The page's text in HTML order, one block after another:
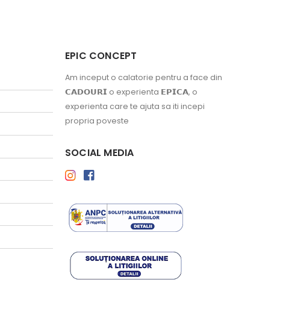
EPIC CONCEPT
Am inceput o calatorie pentru a face din
𝗖𝗔𝗗𝗢𝗨𝗥𝗜 o experienta 𝗘𝗣𝗜𝗖𝗔, o
experienta care te ajuta sa iti incepi
propria poveste
SOCIAL MEDIA